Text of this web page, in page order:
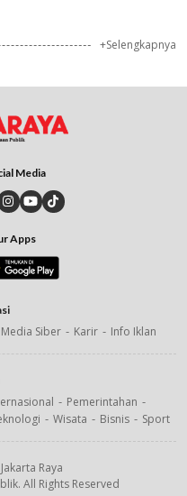
+Selengkapnya
Media
Apps
Siber Karir Info Iklan
Pemerintahan
Wisata Bisnis Sport
Raya
All Rights Reserved